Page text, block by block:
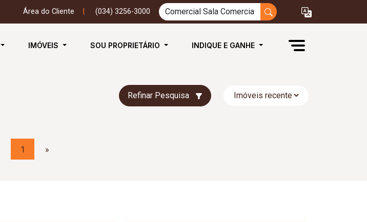
Área do Cliente (034) 3256-3000
IMÓVEIS SOU PROPRIETÁRIO INDIQUE E GANHE
Refinar Pesquisa
1 »